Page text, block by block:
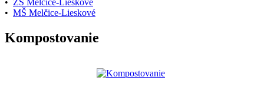
• MŠ Melčice-Lieskové
Kompostovanie